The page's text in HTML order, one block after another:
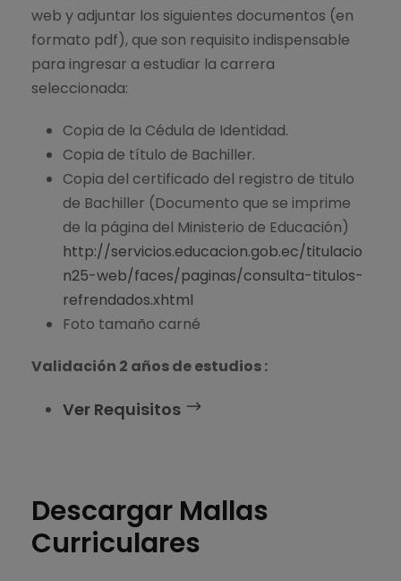
web y adjuntar los siguientes documentos (en
formato pdf), que son requisito indispensable
para ingresar a estudiar la carrera
seleccionada:
Copia de la Cédula de Identidad.
Copia de título de Bachiller.
Copia del certificado del registro de titulo
de Bachiller (Documento que se imprime
de la página del Ministerio de Educación)
http://servicios.educacion.gob.ec/titulacio
n25-web/faces/paginas/consulta-titulos-
refrendados.xhtml
Foto tamaño carné
Validación 2 años de estudios :
Ver Requisitos
Descargar Mallas
Curriculares